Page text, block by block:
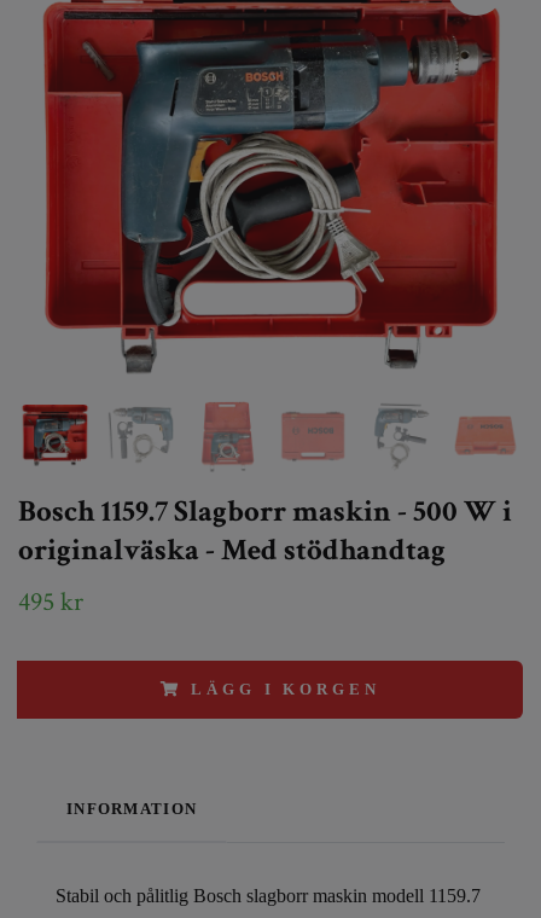
Bosch 1159.7 Slagborr maskin - 500 W i
originalväska - Med stödhandtag
495 kr
LÄGG I KORGEN
INFORMATION
Stabil och pålitlig Bosch slagborr maskin modell 1159.7